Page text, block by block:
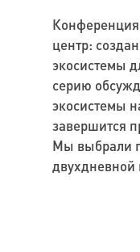
Конференция
центр:
экосистемы
серию
экосистемы
завершится
Мы выбрали